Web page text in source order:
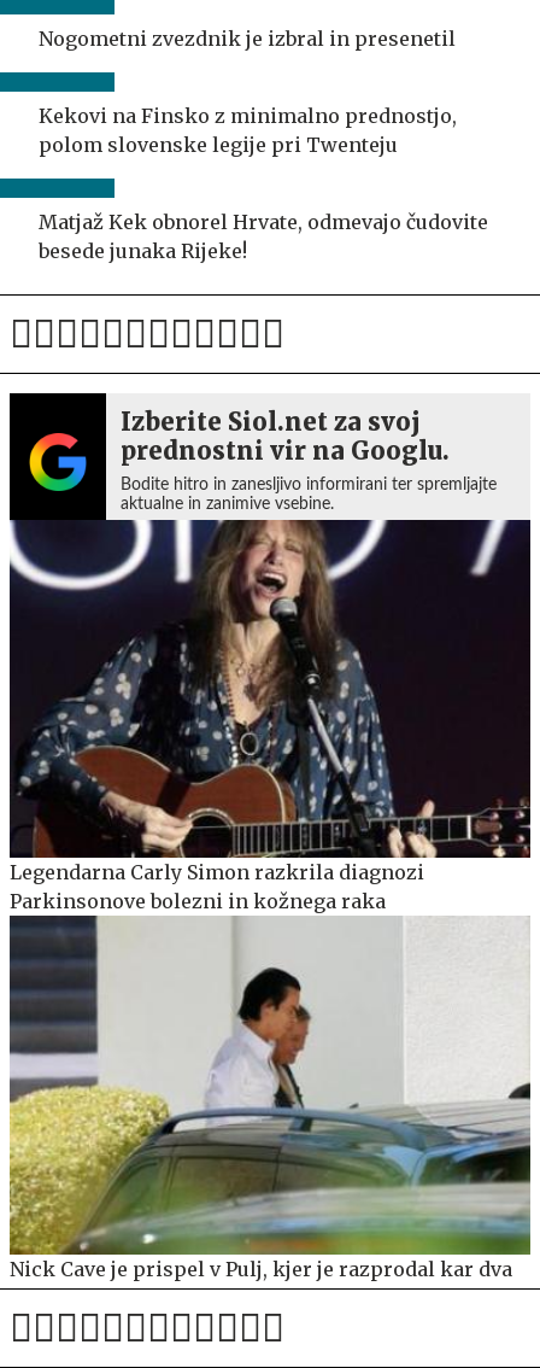
Nogometni zvezdnik je izbral in presenetil
Kekovi na Finsko z minimalno prednostjo,
polom slovenske legije pri Twenteju
Matjaž Kek obnorel Hrvate, odmevajo čudovite
besede junaka Rijeke!
Izberite Siol.net za svoj
prednostni vir na Googlu.
Bodite hitro in zanesljivo informirani ter spremljajte
aktualne in zanimive vsebine.
Legendarna Carly Simon razkrila diagnozi
Parkinsonove bolezni in kožnega raka
Nick Cave je prispel v Pulj, kjer je razprodal kar dva